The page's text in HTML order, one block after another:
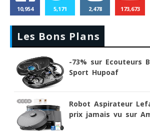
10,954 5,171 2,478 173,673
Les Bons Plans
-73% sur Ecouteurs
Sport Hupoaf
Robot Aspirateur
prix jamais vu sur